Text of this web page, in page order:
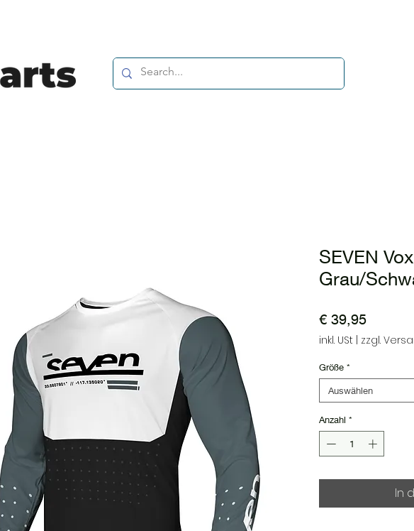
SEVEN
Grau/
€ 39,95Preis
inkl. USt zzgl.
Größe *
Auswählen
Anzahl *
In